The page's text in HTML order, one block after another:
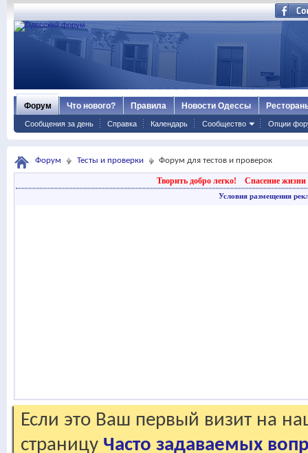
Форум
Сообщения за день Справка Календарь Сообщество Опции
Что нового? Правила Новости Одессы
Форум Тесты и проверки Форум для тестов и проверок
Творить добро легко! Спасение жизни
Условия размещения
Если это Ваш первый визит на
страницу Часто задаваемых